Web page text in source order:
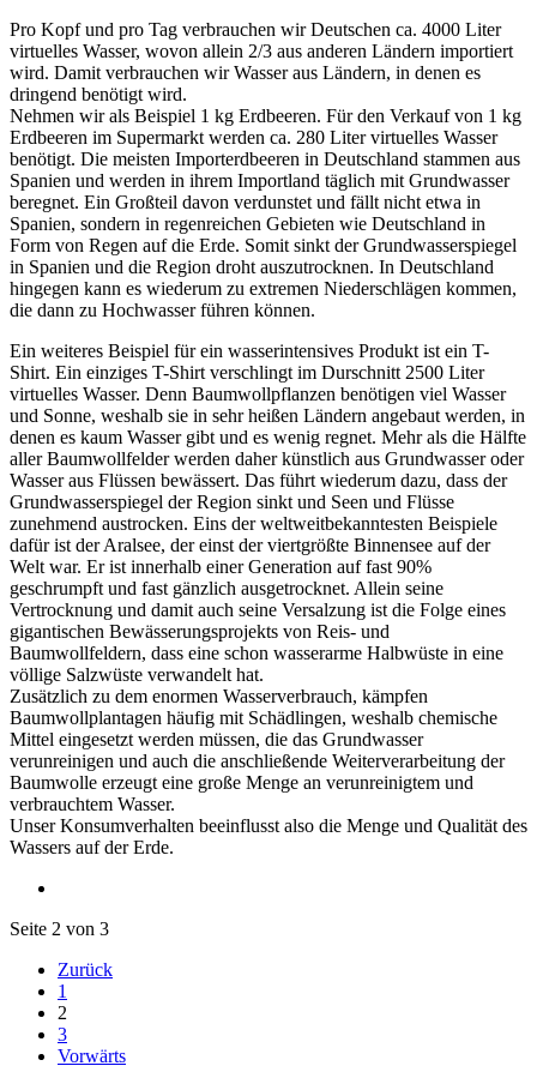
Pro Kopf und pro Tag verbrauchen wir Deutschen ca. 4000 Liter
virtuelles Wasser, wovon allein 2/3 aus anderen Ländern importiert
wird. Damit verbrauchen wir Wasser aus Ländern, in denen es
dringend benötigt wird.
Nehmen wir als Beispiel 1 kg Erdbeeren. Für den Verkauf von 1 kg
Erdbeeren im Supermarkt werden ca. 280 Liter virtuelles Wasser
benötigt. Die meisten Importerdbeeren in Deutschland stammen aus
Spanien und werden in ihrem Importland täglich mit Grundwasser
beregnet. Ein Großteil davon verdunstet und fällt nicht etwa in
Spanien, sondern in regenreichen Gebieten wie Deutschland in
Form von Regen auf die Erde. Somit sinkt der Grundwasserspiegel
in Spanien und die Region droht auszutrocknen. In Deutschland
hingegen kann es wiederum zu extremen Niederschlägen kommen,
die dann zu Hochwasser führen können.
Ein weiteres Beispiel für ein wasserintensives Produkt ist ein T-
Shirt. Ein einziges T-Shirt verschlingt im Durschnitt 2500 Liter
virtuelles Wasser. Denn Baumwollpflanzen benötigen viel Wasser
und Sonne, weshalb sie in sehr heißen Ländern angebaut werden, in
denen es kaum Wasser gibt und es wenig regnet. Mehr als die Hälfte
aller Baumwollfelder werden daher künstlich aus Grundwasser oder
Wasser aus Flüssen bewässert. Das führt wiederum dazu, dass der
Grundwasserspiegel der Region sinkt und Seen und Flüsse
zunehmend austrocken. Eins der weltweitbekanntesten Beispiele
dafür ist der Aralsee, der einst der viertgrößte Binnensee auf der
Welt war. Er ist innerhalb einer Generation auf fast 90%
geschrumpft und fast gänzlich ausgetrocknet. Allein seine
Vertrocknung und damit auch seine Versalzung ist die Folge eines
gigantischen Bewässerungsprojekts von Reis- und
Baumwollfeldern, dass eine schon wasserarme Halbwüste in eine
völlige Salzwüste verwandelt hat.
Zusätzlich zu dem enormen Wasserverbrauch, kämpfen
Baumwollplantagen häufig mit Schädlingen, weshalb chemische
Mittel eingesetzt werden müssen, die das Grundwasser
verunreinigen und auch die anschließende Weiterverarbeitung der
Baumwolle erzeugt eine große Menge an verunreinigtem und
verbrauchtem Wasser.
Unser Konsumverhalten beeinflusst also die Menge und Qualität des
Wassers auf der Erde.
Seite 2 von 3
Zurück
1
2
3
Vorwärts